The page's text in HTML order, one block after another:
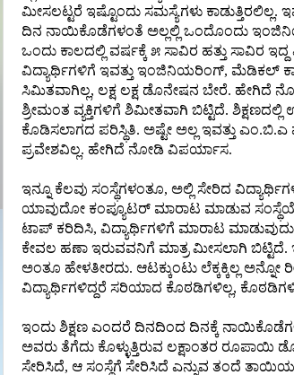
ಮೀಸಲಟ್ಟರೆ ಇಷ್ಟೊಂದು ಸಮಸ್ಯೆಗಳು ಕಾಡುತ್ತಿರಲಿಲ್ಲ.
ದಿನ ನಾಯಿಕೊಡೆಗಳಂತೆ ಅಲ್ಲಲ್ಲಿ ಒಂದೊಂದು
ಒಂದು ಕಾಲದಲ್ಲಿ ವರ್ಷಕ್ಕೆ ೫ ಸಾವಿರ ಹತ್ತು ಸಾವಿರ ಇದ್ದ
ವಿದ್ಯಾರ್ಥಿಗಳಿಗೆ ಇವತ್ತು ಇಂಜಿನಿಯರಿಂಗ್, ಮೆಡಿಕಲ್
ಸಿಮಿತವಾಗಿಲ್ಲ, ಲಕ್ಷ ಲಕ್ಷ ಡೊನೇಷನ ಬೇರೆ. ಹೇಗಿದೆ
ಶ್ರೀಮಂತ ವ್ಯಕ್ತಿಗಳಿಗೆ ಶಿಮೀತವಾಗಿ ಬಿಟ್ಟಿದೆ. ಶಿಕ್ಷಣದಲ್ಲಿ
ಕೊಡಿಸಲಾಗದ ಪರಿಸ್ಥಿತಿ. ಅಷ್ಟೇ ಅಲ್ಲ ಇವತ್ತು
ಪ್ರವೇಶವಿಲ್ಲ. ಹೇಗಿದೆ ನೋಡಿ ವಿಪರ್ಯಾಸ.
ಇನ್ನೂ ಕೆಲವು ಸಂಸ್ಥೆಗಳಂತೂ, ಅಲ್ಲಿ ಸೇರಿದ
ಯಾವುದೋ ಕಂಪ್ಯೂಟರ್ ಮಾರಾಟ ಮಾಡುವ
ಟಾಪ್ ಕರಿದಿಸಿ, ವಿದ್ಯಾರ್ಥಿಗಳಿಗೆ ಮಾರಾಟ
ಕೇವಲ ಹಣಾ ಇರುವವನಿಗೆ ಮಾತ್ರ ಮೀಸಲಾಗಿ ಬಿಟ್ಟಿದೆ.
ಅಂತೂ ಹೇಳತೀರದು. ಆಟಕ್ಕುಂಟು ಲೆಕ್ಕಕ್ಕಿಲ್ಲ ಅನ್ನೋ
ವಿದ್ಯಾರ್ಥಿಗಳಿದ್ದರೆ ಸರಿಯಾದ ಕೊಠಡಿಗಳಿಲ್ಲ,
ಇಂದು ಶಿಕ್ಷಣ ಎಂದರೆ ದಿನದಿಂದ ದಿನಕ್ಕೆ
ಅವರು ತೆಗೆದು ಕೊಳ್ಳುತ್ತಿರುವ ಲಕ್ಷಾಂತರ ರೂಪಾಯಿ
ಸೇರಿಸಿದೆ, ಆ ಸಂಸ್ಥೆಗೆ ಸೇರಿಸಿದೆ ಎನ್ನುವ ತಂದೆ